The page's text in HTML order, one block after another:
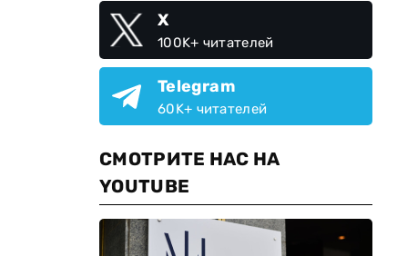
X
100K+ читателей
Telegram
60K+ читателей
СМОТРИТЕ НАС НА
YOUTUBE